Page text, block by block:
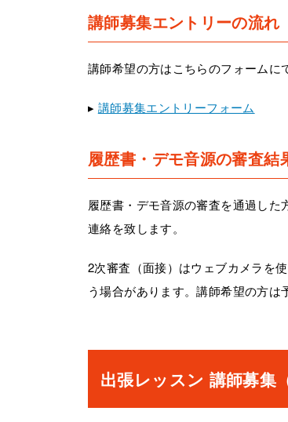
講師募集エントリーの流れ
講師希望の方はこちらのフォームに
▸ 講師募集エントリーフォーム
履歴書・デモ音源の審査結
履歴書・デモ音源の審査を通過し
連絡を致します。
2次審査（面接）はウェブカメラを
う場合があります。講師希望の方は
出張レッスン 講師募集